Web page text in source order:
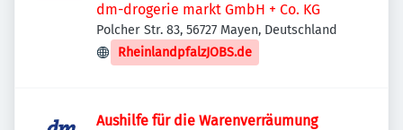
dm-drogerie markt GmbH + Co. KG
Polcher Str. 83, 56727 Mayen, Deutschland
RheinlandpfalzJOBS.de
Aushilfe für die Warenverräumung